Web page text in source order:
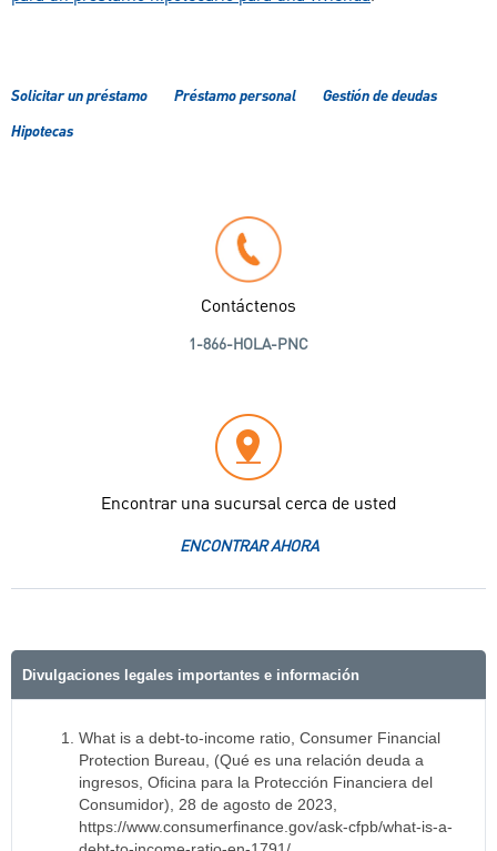
Solicitar un préstamo Préstamo personal
Gestión de deudas
Hipotecas
Contáctenos
1-866-HOLA-PNC
Encontrar una sucursal cerca de usted
ENCONTRAR AHORA
Divulgaciones legales importantes e información
What is a debt-to-income ratio, Consumer Financial
Protection Bureau, (Qué es una relación deuda a
ingresos, Oficina para la Protección Financiera del
Consumidor), 28 de agosto de 2023,
https://www.consumerfinance.gov/ask-cfpb/what-is-a-